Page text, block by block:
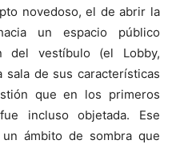
novedoso, el de abrir la
un espacio público
del vestíbulo (el Lobby,
de sus características
que en los primeros
incluso objetada. Ese
ámbito de sombra que